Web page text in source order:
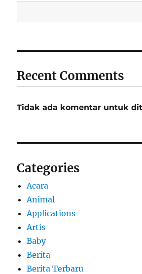
Recent Comments
Tidak ada komentar untuk
Categories
Acara
Animal
Applications
Artis
Baby
Berita
Berita Terbaru